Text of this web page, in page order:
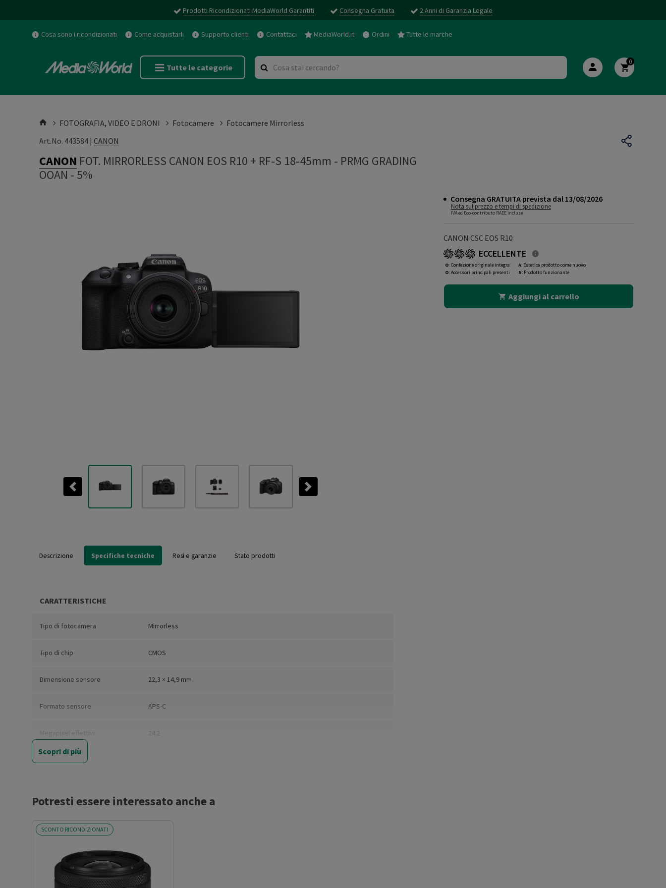
Prodotti Ricondizionati MediaWorld Garantiti Consegna Gratuita 2 Anni di Garanzia Legale
Cosa sono i ricondizionati Come acquistarli Supporto clienti Contattaci MediaWorld.it Ordini Tutte le marche
Tutte le categorie
0
FOTOGRAFIA, VIDEO E DRONI Fotocamere
Fotocamere Mirrorless
Art.No. 443584 | CANON
CANON FOT. MIRRORLESS CANON EOS R10 + RF-S 18-45mm - PRMG GRADING
OOAN - 5%
Previous Next
Consegna GRATUITA prevista dal 13/08/2026
Nota sul prezzo e tempi di spedizione
IVA ed Eco-contributo RAEE incluse
CANON CSC EOS R10
ECCELLENTE
O: Confezione originale integra
O: Accessori principali presenti
A: Estetica prodotto come nuovo
N: Prodotto funzionante
Aggiungi al carrello
Descrizione Specifiche tecniche Resi e garanzie Stato prodotti
CARATTERISTICHE
Tipo di fotocamera Mirrorless
Tipo di chip CMOS
Dimensione sensore 22,3 × 14,9 mm
Formato sensore APS-C
Megapixel effettivi 24.2
Megapixel totali
Lunghezza focale equivalente
29-72
Scopri di più
Potresti essere interessato anche a
SCONTO RICONDIZIONATI